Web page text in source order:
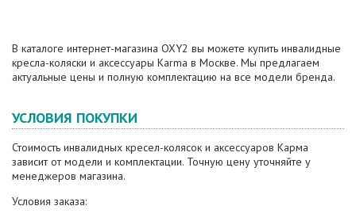
В каталоге интернет-магазина OXY2 вы можете купить инвалидные
кресла-коляски и аксессуары Karma в Москве. Мы предлагаем
актуальные цены и полную комплектацию на все модели бренда.
УСЛОВИЯ ПОКУПКИ
Стоимость инвалидных кресел-колясок и аксессуаров Карма
зависит от модели и комплектации. Точную цену уточняйте у
менеджеров магазина.
Условия заказа: